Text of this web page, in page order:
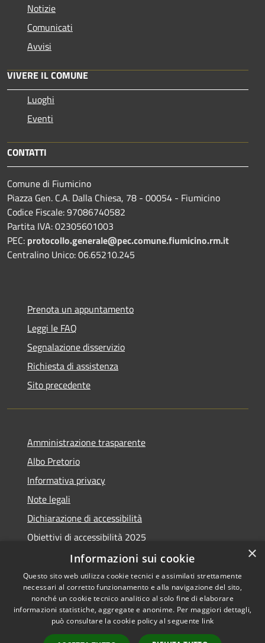
Notizie
Comunicati
Avvisi
VIVERE IL COMUNE
Luoghi
Eventi
CONTATTI
Comune di Fiumicino
Piazza Gen. C.A. Dalla Chiesa, 78 - 00054 - Fiumicino
Codice Fiscale: 97086740582
Partita IVA: 02305601003
PEC: protocollo.generale@pec.comune.fiumicino.rm.it
Centralino Unico: 06.65210.245
Prenota un appuntamento
Leggi le FAQ
Segnalazione disservizio
Richiesta di assistenza
Sito precedente
Amministrazione trasparente
Albo Pretorio
Informativa privacy
Note legali
Dichiarazione di accessibilità
Obiettivi di accessibilità 2025
Meccanismo di feedback
RSS
Accessibilità
Copyright © 2026 • Comune di
Fiumicino • Powered by
×
Informazioni sui cookie
Questo sito web utilizza cookie tecnici e assimilati strettamente
necessari al corretto funzionamento e alla navigazione del sito,
nonché un cookie tecnico analitico al solo fine di elaborare
informazioni statistiche, aggregate e anonime. Per maggiori dettagli,
può consultare la cookie policy al seguente link